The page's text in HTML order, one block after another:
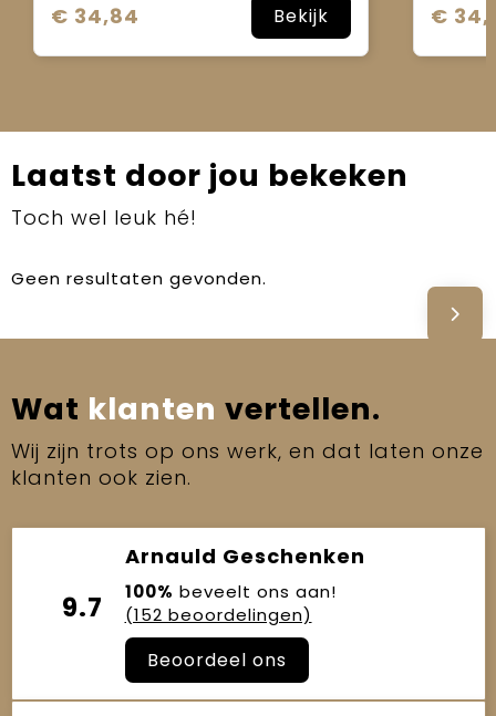
€ 34,84 Bekijk €
Laatst door jou bekeken
Toch wel leuk hé!
Geen resultaten gevonden.
Wat klanten vertellen.
Wij zijn trots op ons werk, en dat laten onze
klanten ook zien.
9.7
Arnauld Geschenken
100% beveelt ons aan!
(152 beoordelingen)
Beoordeel ons